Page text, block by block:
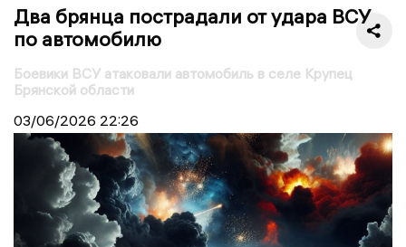
Два брянца пострадали от удара ВСУ
по автомобилю
Боевики ВСУ атаковали автомобиль в селе Крупец
Брянской области
03/06/2026 22:26